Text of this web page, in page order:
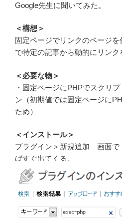
Google先生に聞いてみた。
＜構想＞
固定ページでリンクのページ
で特定の記事から動的にリンク
＜必要な物＞
・固定ページにPHPでスクリ
ン（初期値では固定ページに
ため）
＜インストール＞
プラグイン＞新規追加 画面で
ばすぐ出てくる。